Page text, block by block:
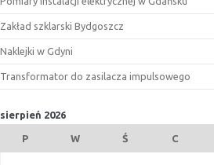
Zakład szklarski Bydgoszcz
Naklejki w Gdyni
Transformator do zasilacza impulsowego
sierpień 2026
P W Ś C